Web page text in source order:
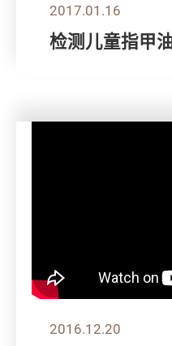
2017.01.16
检测儿童指甲
2016.12.20